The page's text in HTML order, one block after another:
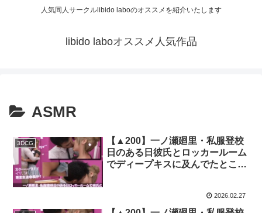
人気同人サークルlibido laboのオススメを紹介いたします
libido laboオススメ人気作品
ASMR
3DCG
【▲200】一ノ瀬廻里・私服登校
日のある日彼氏とロッカールーム
でディープキスに及んでたところ
2026.02.27